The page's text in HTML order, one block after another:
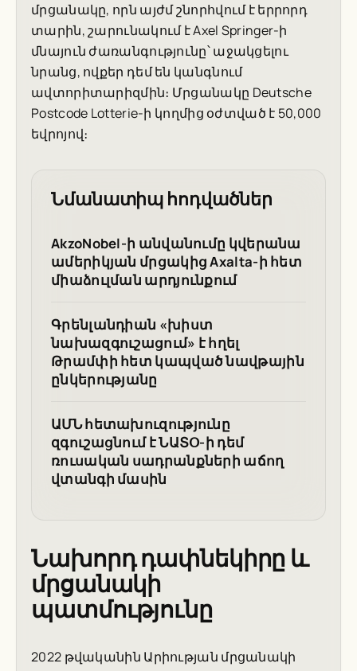
մրցանակը, որն այժմ շնորհվում է երրորդ
տարին, շարունակում է Axel Springer-ի
մնայուն ժառանգությունը՝ աջակցելու
նրանց, ովքեր դեմ են կանգնում
ավտորիտարիզմին։ Մրցանակը Deutsche
Postcode Lotterie-ի կողմից օժտված է 50,000
եվրոյով։
Նմանատիպ հոդվածներ
AkzoNobel-ի անվանումը կվերանա
ամերիկյան մրցակից Axalta-ի հետ
միաձուլման արդյունքում
Գրենլանդիան «խիստ
նախազգուշացում» է հղել
Թրամփի հետ կապված նավթային
ընկերությանը
ԱՄՆ հետախուզությունը
զգուշացնում է ՆԱՏՕ-ի դեմ
ռուսական սադրանքների աճող
վտանգի մասին
Նախորդ դափնեկիրը և
մրցանակի
պատմությունը
2022 թվականին Արիության մրցանակի